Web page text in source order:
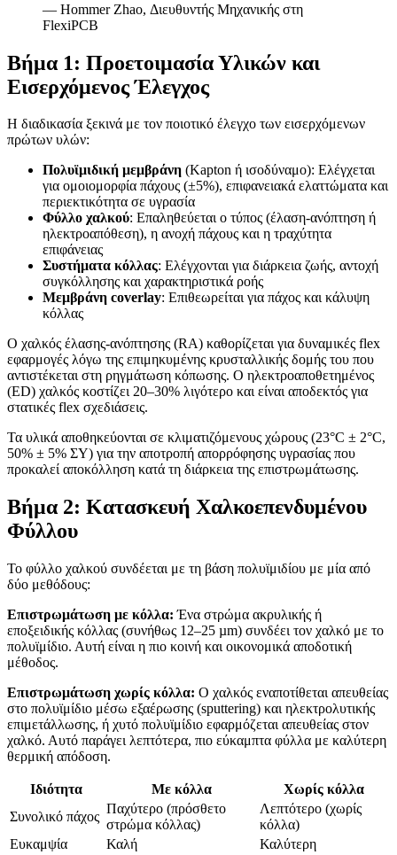
— Hommer Zhao, Διευθυντής Μηχανικής στη
FlexiPCB
Βήμα 1: Προετοιμασία Υλικών και
Εισερχόμενος Έλεγχος
Η διαδικασία ξεκινά με τον ποιοτικό έλεγχο των εισερχόμενων
πρώτων υλών:
Πολυϊμιδική μεμβράνη (Kapton ή ισοδύναμο): Ελέγχεται
για ομοιομορφία πάχους (±5%), επιφανειακά ελαττώματα και
περιεκτικότητα σε υγρασία
Φύλλο χαλκού: Επαληθεύεται ο τύπος (έλαση-ανόπτηση ή
ηλεκτροαπόθεση), η ανοχή πάχους και η τραχύτητα
επιφάνειας
Συστήματα κόλλας: Ελέγχονται για διάρκεια ζωής, αντοχή
συγκόλλησης και χαρακτηριστικά ροής
Μεμβράνη coverlay: Επιθεωρείται για πάχος και κάλυψη
κόλλας
Ο χαλκός έλασης-ανόπτησης (RA) καθορίζεται για δυναμικές flex
εφαρμογές λόγω της επιμηκυμένης κρυσταλλικής δομής του που
αντιστέκεται στη ρηγμάτωση κόπωσης. Ο ηλεκτροαποθετημένος
(ED) χαλκός κοστίζει 20–30% λιγότερο και είναι αποδεκτός για
στατικές flex σχεδιάσεις.
Τα υλικά αποθηκεύονται σε κλιματιζόμενους χώρους (23°C ± 2°C,
50% ± 5% ΣΥ) για την αποτροπή απορρόφησης υγρασίας που
προκαλεί αποκόλληση κατά τη διάρκεια της επιστρωμάτωσης.
Βήμα 2: Κατασκευή Χαλκοεπενδυμένου
Φύλλου
Το φύλλο χαλκού συνδέεται με τη βάση πολυϊμιδίου με μία από
δύο μεθόδους:
Επιστρωμάτωση με κόλλα: Ένα στρώμα ακρυλικής ή
εποξειδικής κόλλας (συνήθως 12–25 µm) συνδέει τον χαλκό με το
πολυϊμίδιο. Αυτή είναι η πιο κοινή και οικονομικά αποδοτική
μέθοδος.
Επιστρωμάτωση χωρίς κόλλα: Ο χαλκός εναποτίθεται απευθείας
στο πολυϊμίδιο μέσω εξαέρωσης (sputtering) και ηλεκτρολυτικής
επιμετάλλωσης, ή χυτό πολυϊμίδιο εφαρμόζεται απευθείας στον
χαλκό. Αυτό παράγει λεπτότερα, πιο εύκαμπτα φύλλα με καλύτερη
θερμική απόδοση.
Ιδιότητα Με κόλλα
Χωρίς κόλλα
Συνολικό πάχος
Παχύτερο (πρόσθετο
στρώμα κόλλας)
Λεπτότερο (χωρίς
κόλλα)
Ευκαμψία
Καλή
Καλύτερη